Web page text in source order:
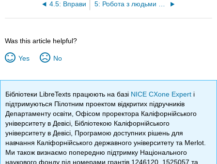
4.5: Вправи 5: Робота з людьми над проектами
Was this article helpful?
Yes No
Бібліотеки LibreTexts працюють на базі NICE CXone Expert і
підтримуються Пілотним проектом відкритих підручників
Департаменту освіти, Офісом проректора Каліфорнійського
університету в Девісі, Бібліотекою Каліфорнійського
університету в Девісі, Програмою доступних рішень для
навчання Каліфорнійського державного університету та Merlot.
Ми також визнаємо попередню підтримку Національного
наукового фонду під номерами грантів 1246120, 1525057 та